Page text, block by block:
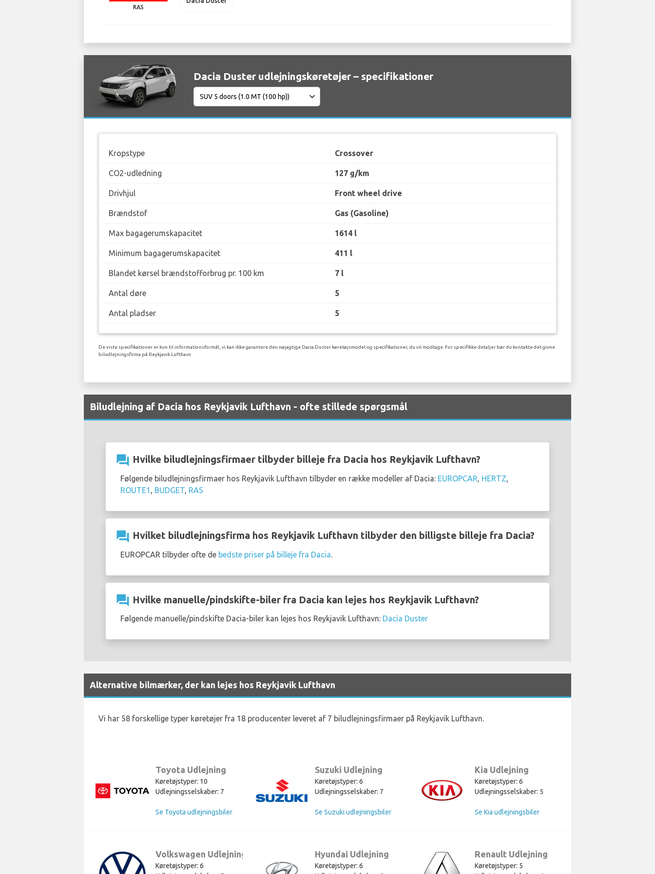
RAS
Dacia Duster udlejningskøretøjer – specifikationer
Kropstype Crossover
CO2-udledning 127 g/km
Drivhjul Front wheel drive
Brændstof Gas (Gasoline)
Max bagagerumskapacitet 1614 l
Minimum bagagerumskapacitet 411 l
Blandet kørsel brændstofforbrug pr. 100 km 7 l
Antal døre 5
Antal pladser 5
De viste specifikationer er kun til informationsformål, vi kan ikke garantere den nøjagtige Dacia Duster køretøjsmodel og specifikationer, du vil modtage. For specifikke detaljer bør du kontakte det givne
biludlejningsfirma på Reykjavik Lufthavn.
Biludlejning af Dacia hos Reykjavik Lufthavn - ofte stillede spørgsmål
question_answer Hvilke biludlejningsfirmaer tilbyder billeje fra Dacia hos Reykjavik Lufthavn?
Følgende biludlejningsfirmaer hos Reykjavik Lufthavn tilbyder en række modeller af Dacia: EUROPCAR, HERTZ,
ROUTE1 , BUDGET, RAS
question_answer Hvilket biludlejningsfirma hos Reykjavik Lufthavn tilbyder den billigste billeje fra Dacia?
EUROPCAR tilbyder ofte de bedste priser på billeje fra Dacia
question_answer Hvilke manuelle/pindskifte-biler fra Dacia kan lejes hos Reykjavik Lufthavn?
Følgende manuelle/pindskifte Dacia-biler kan lejes hos Reykjavik Lufthavn: Dacia Duster
Alternative bilmærker, der kan lejes hos Reykjavik Lufthavn
Vi har 58 forskellige typer køretøjer fra 18 producenter leveret af 7 biludlejningsfirmaer på Reykjavik Lufthavn.
Toyota Udlejning
Køretøjstyper: 10
Udlejningsselskaber: 7
Se Toyota udlejningsbiler
Suzuki Udlejning
Køretøjstyper: 6
Udlejningsselskaber: 7
Se Suzuki udlejningsbiler
Kia Udlejning
Køretøjstyper: 6
Udlejningsselskaber: 5
Se Kia udlejningsbiler
Volkswagen Udlejning
Køretøjstyper: 6
Hyundai Udlejning
Køretøjstyper: 6
Renault Udlejning
Køretøjstyper: 5